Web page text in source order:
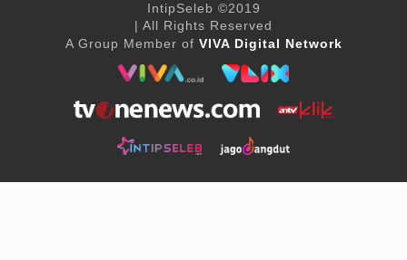
IntipSeleb ©2019
| All Rights Reserved
A Group Member of VIVA Digital Network